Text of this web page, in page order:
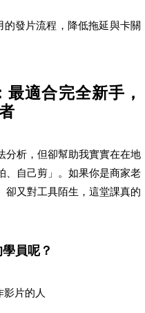
發片流程，降低拖延與卡關
適合完全新手，
分析，但卻幫助我實實在在地
、自己剪」。如果你是商家老
卻又對工具陌生，這堂課真的
員呢？
片的人